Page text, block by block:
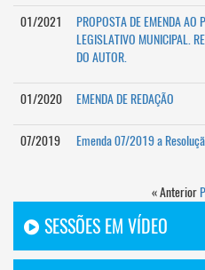
01/2021
PROPOSTA DE EMENDA
LEGISLATIVO MUNICIPAL.
DO AUTOR.
01/2020 EMENDA DE REDAÇÃO
07/2019 Emenda 07/2019 a
« Anterior
SESSÕES EM VÍDEO